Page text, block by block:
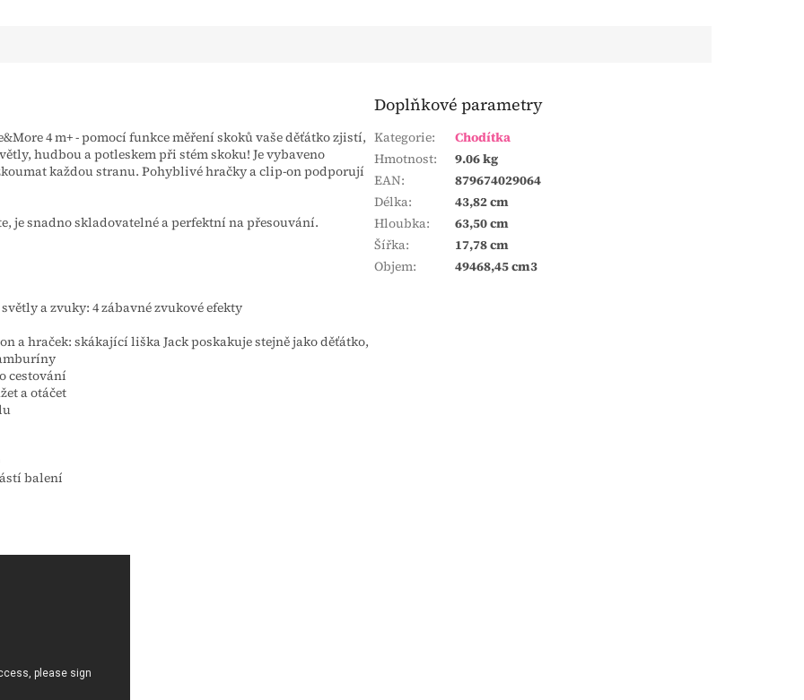
4 m+ - pomocí funkce měření skoků vaše děťátko zjistí,
hudbou a potleskem při stém skoku! Je vybaveno
každou stranu. Pohyblivé hračky a clip-on podporují
je snadno skladovatelné a perfektní na přesouvání.
a zvuky: 4 zábavné zvukové efekty
a hraček: skákající liška Jack poskakuje stejně jako děťátko,
cestování
a otáčet
balení
Doplňkové parametry
Kategorie:
Chodítka
Hmotnost:
9.06 kg
EAN:
879674029064
Délka:
43,82 cm
Hloubka:
63,50 cm
Šířka:
17,78 cm
Objem: 49468,45 cm3